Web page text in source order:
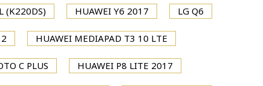
(K220DS) HUAWEI Y6 2017 LG Q6
HUAWEI MEDIAPAD T3 10 LTE
C PLUS HUAWEI P8 LITE 2017